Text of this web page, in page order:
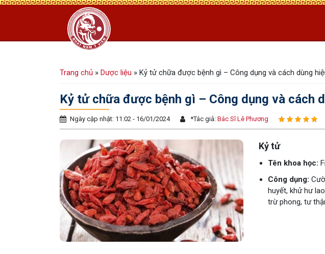
Trang chủ » Dược liệu » Kỷ tử chữa được bệnh gì – Công dụng và cách dùng
Kỷ tử chữa được bệnh gì – Công dụng và cách
Ngày cập nhật: 11:02 - 16/01/2024 *Tác giả: Bác Sĩ Lê Phương
Kỷ tử
Tên khoa học:
Công dụng:
huyết, khử hư
trừ phong, tư